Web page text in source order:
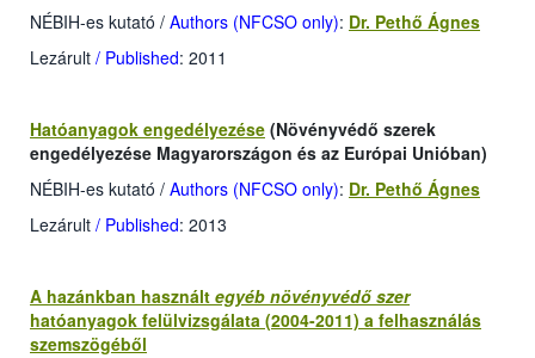
NÉBIH-es kutató / Authors (NFCSO only): Dr. Pethő Ágnes
Lezárult / Published: 2011
Hatóanyagok engedélyezése (Növényvédő szerek
engedélyezése Magyarországon és az Európai Unióban)
NÉBIH-es kutató / Authors (NFCSO only): Dr. Pethő Ágnes
Lezárult / Published: 2013
A hazánkban használt egyéb növényvédő szer
hatóanyagok felülvizsgálata (2004-2011) a felhasználás
szemszögéből